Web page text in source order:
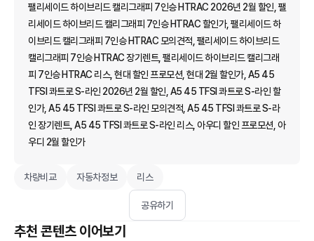
팰리세이드 하이브리드 캘리그래피 7인승 HTRAC 2026년 2월 할인, 팰
리세이드 하이브리드 캘리그래피 7인승 HTRAC 할인가, 팰리세이드 하
이브리드 캘리그래피 7인승 HTRAC 모의견적, 팰리세이드 하이브리드
캘리그래피 7인승 HTRAC 장기렌트, 팰리세이드 하이브리드 캘리그래
피 7인승 HTRAC 리스, 현대 할인 프로모션, 현대 2월 할인가, A5 45
TFSI 콰트로 S-라인 2026년 2월 할인, A5 45 TFSI 콰트로 S-라인 할
인가, A5 45 TFSI 콰트로 S-라인 모의견적, A5 45 TFSI 콰트로 S-라
인 장기렌트, A5 45 TFSI 콰트로 S-라인 리스, 아우디 할인 프로모션, 아
우디 2월 할인가
차량비교 자동차정보 리스
공유하기
추천 콘텐츠 이어보기